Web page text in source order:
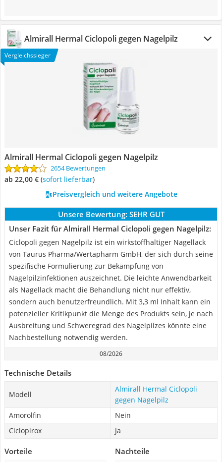
Almirall Hermal Ciclopoli gegen Nagelpilz
Vergleichssieger
Almirall Hermal Ciclopoli gegen Nagelpilz
2654 Bewertungen
ab 22,00 € ( Sofort lieferbar)
Preisvergleich und weitere Angebote
Unsere Bewertung: SEHR GUT
Unser Fazit für Almirall Hermal Ciclopoli gegen Nagelpilz:
Ciclopoli gegen Nagelpilz ist ein wirkstoffhaltiger Nagellack
von Taurus Pharma/Wertapharm GmbH, der sich durch seine
spezifische Formulierung zur Bekämpfung von
Nagelpilzinfektionen auszeichnet. Die leichte Anwendbarkeit
als Nagellack macht die Behandlung nicht nur effektiv,
sondern auch benutzerfreundlich. Mit 3,3 ml Inhalt kann ein
potenzieller Kritikpunkt die Menge des Produkts sein, je nach
Ausbreitung und Schweregrad des Nagelpilzes könnte eine
Nachbestellung notwendig werden.
08/2026
Technische Details
Modell
Almirall Hermal Ciclopoli
gegen Nagelpilz
Amorolfin
Nein
Ciclopirox
Ja
Vorteile Nachteile